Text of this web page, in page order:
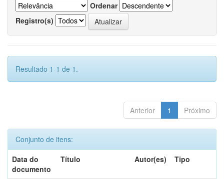
Ordenar
Registro(s)
Resultado 1-1 de 1.
Anterior 1 Próximo
Conjunto de itens:
Data do
documento
Título Autor(es) Tipo